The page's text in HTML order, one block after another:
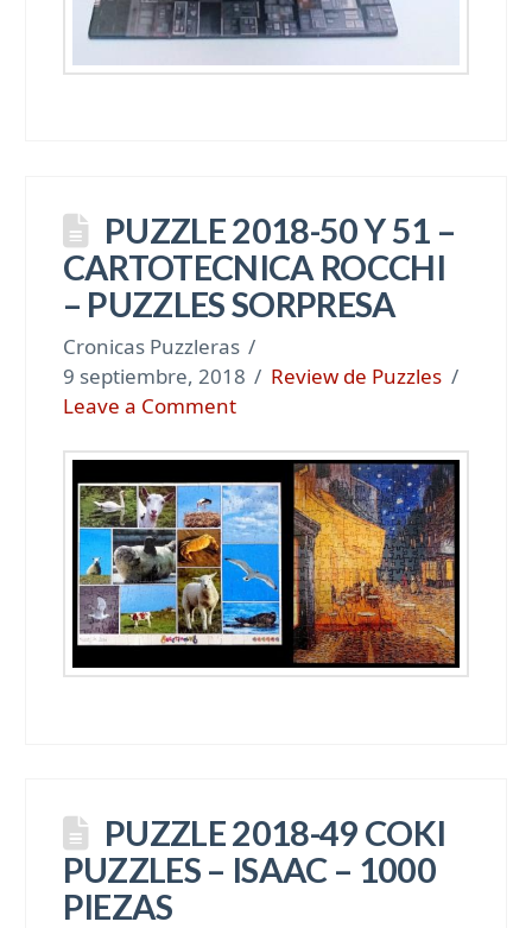
PUZZLE 2018-50 Y 51 –
CARTOTECNICA ROCCHI
– PUZZLES SORPRESA
Cronicas Puzzleras
9 septiembre, 2018
Review de Puzzles
Leave a Comment
PUZZLE 2018-49 COKI
PUZZLES – ISAAC – 1000
PIEZAS